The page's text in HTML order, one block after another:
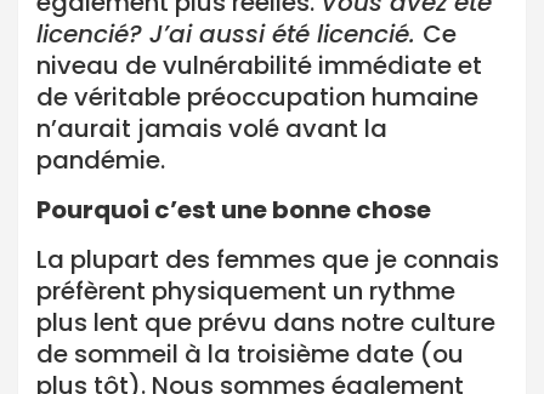
licencié? J’ai aussi été licencié. Ce
niveau de vulnérabilité immédiate et
de véritable préoccupation humaine
n’aurait jamais volé avant la
pandémie.
Pourquoi c’est une bonne chose
La plupart des femmes que je connais
préfèrent physiquement un rythme
plus lent que prévu dans notre culture
de sommeil à la troisième date (ou
plus tôt). Nous sommes également